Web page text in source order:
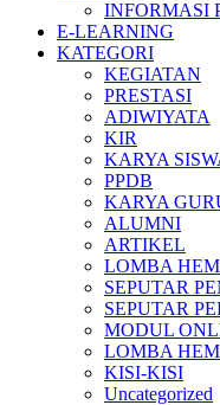
INFORMASI
E-LEARNING
KATEGORI
KEGIATAN
PRESTASI
ADIWIYATA
KIR
KARYA
PPDB
KARYA
ALUMNI
ARTIKEL
LOMBA
SEPUTAR
SEPUTAR
MODUL
LOMBA
KISI-KISI
Uncategorized